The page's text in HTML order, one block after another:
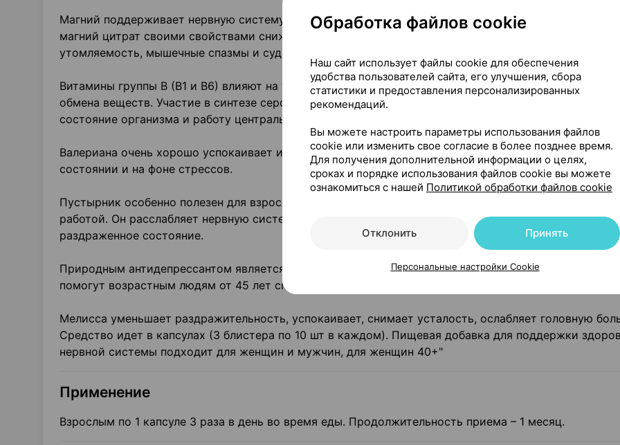
Магний поддерживает нервную систему и срабатывает как антистресс. Особенно он полезен для
магний цитрат своими свойствами снижает риск сердечно-сосудистых заболеваний, снимает
утомляемость, мышечные спазмы и судороги.
Витамины группы B (В1 и B6) влияют на усвоение магния организмом и обеспечивают регуляцию
обмена веществ. Участие в синтезе серотонина и дофамина позволяет этим элементам влиять на
состояние организма и работу центральной и периферической нервной системы.
Валериана очень хорошо успокаивает и расслабляет, может стать отличным снотворным при
состоянии и на фоне стрессов.
Пустырник особенно полезен для взрослых мужчин и женщин, которые заняты тяжелой умственной
работой. Он расслабляет нервную систему головного мозга, повышает стрессоустойчивость и
раздраженное состояние.
Природным антидепрессантом является трава зверобоя - пищевые добавки в составе с этим
помогут возрастным людям от 45 лет справиться с бессонницей и стрессом.
Мелисса уменьшает раздражительность, успокаивает, снимает усталость, ослабляет головную
Средство идет в капсулах (3 блистера по 10 шт в каждом). Пищевая добавка для поддержки
нервной системы подходит для женщин и мужчин, для женщин 40+"
Применение
Взрослым по 1 капсуле 3 раза в день во время еды. Продолжительность приема – 1 месяц.
Обработка файлов cookie
Наш сайт использует файлы cookie для обеспечения
удобства пользователей сайта, его улучшения, сбора
статистики и предоставления персонализированных
рекомендаций.
Вы можете настроить параметры использования файлов
cookie или изменить свое согласие в более позднее время.
Для получения дополнительной информации о целях,
сроках и порядке использования файлов cookie вы можете
ознакомиться с нашей Политикой обработки файлов cookie
Отклонить Принять
Персональные настройки Cookie